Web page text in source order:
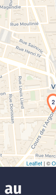
Chargement de la
2
Leaflet | ©